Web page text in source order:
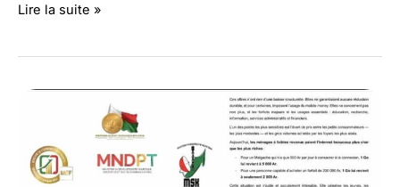
Madagascar
2025
pour
Lire la suite »